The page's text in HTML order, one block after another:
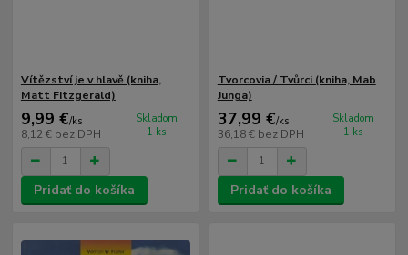
Vítězství je v hlavě (kniha,
Matt Fitzgerald)
9,99 €/ks
8,12 € bez DPH
Skladom
1 ks
Pridať do košíka
Tvorcovia / Tvůrci (kniha, Mab
Junga)
37,99 €/ks
36,18 € bez DPH
Skladom
1 ks
Pridať do košíka